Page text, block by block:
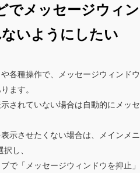
でメッセージウィン
ないようにしたい
各種操作で、メッセージウィンドウ
ます。
されていない場合は自動的にメッセ
示させたくない場合は、メインメニ
し、
で「メッセージウィンドウを抑止」